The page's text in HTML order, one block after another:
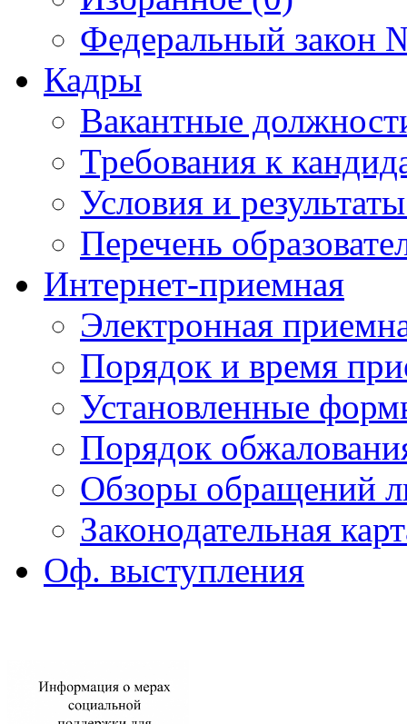
Федеральный закон
Кадры
Вакантные
Требования к
Условия и
Перечень
Интернет-приемная
Электронная
Порядок и время
Установленные
Порядок
Обзоры обращений
Законодательная
Оф. выступления